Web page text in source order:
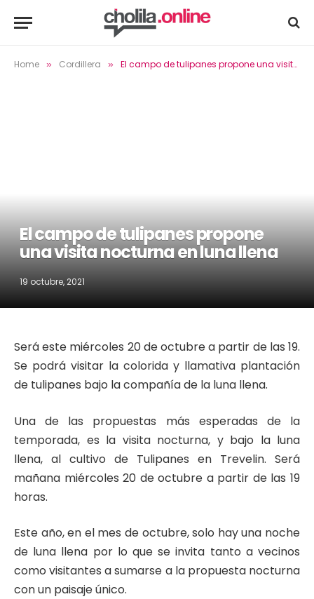
Home » Cordillera » El campo de tulipanes propone una visita nocturna en luna llena
El campo de tulipanes propone
una visita nocturna en luna llena
19 octubre, 2021
Será este miércoles 20 de octubre a partir de las 19.
Se podrá visitar la colorida y llamativa plantación
de tulipanes bajo la compañía de la luna llena.
Una de las propuestas más esperadas de la
temporada, es la visita nocturna, y bajo la luna
llena, al cultivo de Tulipanes en Trevelin. Será
mañana miércoles 20 de octubre a partir de las 19
horas.
Este año, en el mes de octubre, solo hay una noche
de luna llena por lo que se invita tanto a vecinos
como visitantes a sumarse a la propuesta nocturna
con un paisaje único.